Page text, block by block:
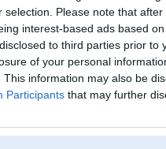
selection. Please note that
interest-based ads based
to third parties prior
of your personal
This information may also be
Participants that may further
Lietotājvārds:
Pilsēta:
Ziņojumi forumā:
[